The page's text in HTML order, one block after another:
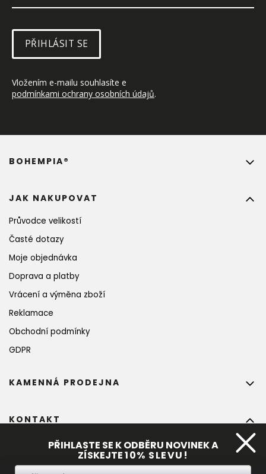
PŘIHLÁSIT SE
Vložením e-mailu souhlasíte e
podmínkami ochrany osobních údajů.
JAK NAKUPOVAT
Průvodce velikostí
Časté dotazy
Moje objednávka
Doprava a platby
Vrácení a výměna zboží
Reklamace
Obchodní podmínky
GDPR
BOHEMPIA®
KONTAKT
bohempia.com
+420 773 475 559
KAMENNÁ PRODEJNA
PŘIHLASTE SE K ODBĚRU NOVINEK A
ZÍSKEJTE10% SLEVU!